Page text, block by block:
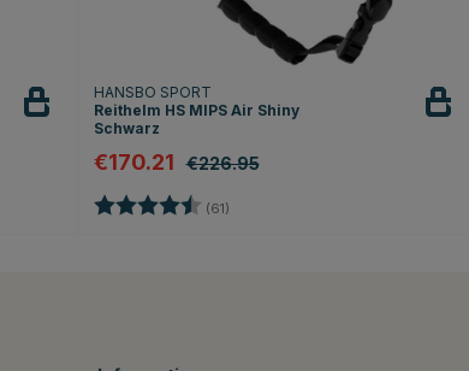
HANSBO SPORT
Reithelm HS MIPS Air Shiny
Schwarz
€170.21 €226.95
Bewertung: (61)